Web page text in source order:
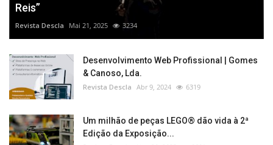
Reis”
Revista Descla Mai 21, 2025 3234
Desenvolvimento Web Profissional | Gomes
& Canoso, Lda.
Revista Descla Abr 9, 2024 6319
Um milhão de peças LEGO® dão vida à 2ª
Edição da Exposição...